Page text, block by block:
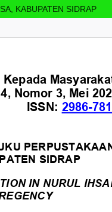
KABUPATEN SIDRAP